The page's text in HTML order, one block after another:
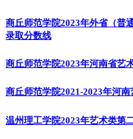
商丘师范学院2023年外省（普
录取分数线
商丘师范学院2023年河南省艺
商丘师范学院2021-2023年河
温州理工学院2023年艺术类第